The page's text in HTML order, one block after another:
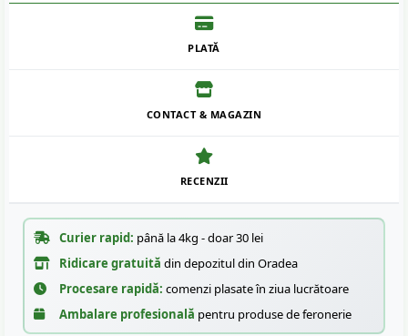
PLATĂ
CONTACT & MAGAZIN
RECENZII
Curier rapid: până la 4kg - doar 30 lei
Ridicare gratuită din depozitul din Oradea
Procesare rapidă: comenzi plasate în ziua lucrătoare
Ambalare profesională pentru produse de feronerie